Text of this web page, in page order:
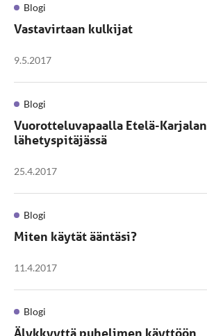
Blogi
Vastavirtaan kulkijat
9.5.2017
Blogi
Vuorotteluvapaalla Etelä-Karjalan
lähetyspitäjässä
25.4.2017
Blogi
Miten käytät ääntäsi?
11.4.2017
Blogi
Älykkyyttä puhelimen käyttöön